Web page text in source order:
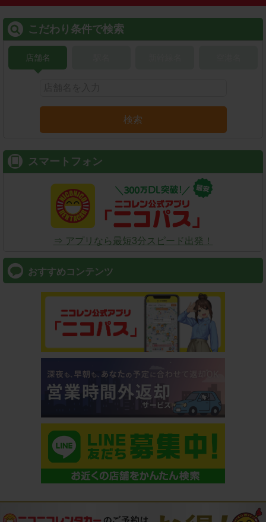
こだわり条件で検索
店舗名
検索
スマートフォン
⇒ アプリなら最短3分スピード出発！
おすすめコンテンツ